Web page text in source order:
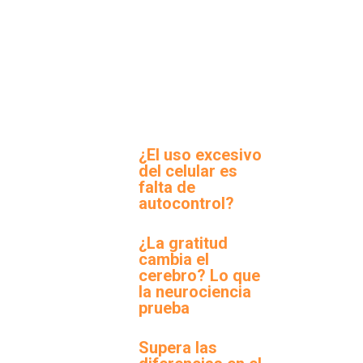
¿El uso excesivo
del celular es
falta de
autocontrol?
¿La gratitud
cambia el
cerebro? Lo que
la neurociencia
prueba
Supera las